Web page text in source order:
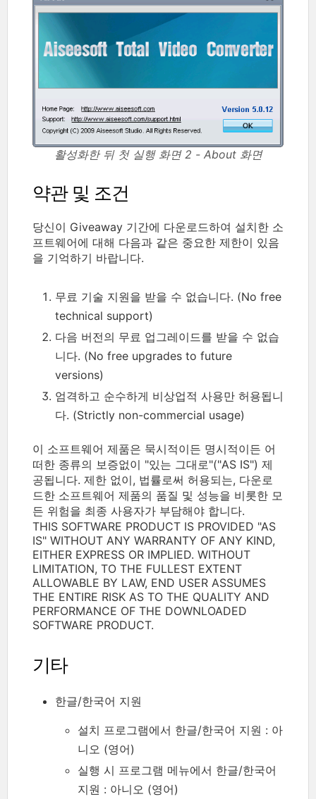
활성화한 뒤 첫 실행 화면 2 - About 화면
약관 및 조건
당신이 Giveaway 기간에 다운로드하여 설치한 소
프트웨어에 대해 다음과 같은 중요한 제한이 있음
을 기억하기 바랍니다.
무료 기술 지원을 받을 수 없습니다. (No free
technical support)
다음 버전의 무료 업그레이드를 받을 수 없습
니다. (No free upgrades to future
versions)
엄격하고 순수하게 비상업적 사용만 허용됩니
다. (Strictly non-commercial usage)
이 소프트웨어 제품은 묵시적이든 명시적이든 어
떠한 종류의 보증없이 "있는 그대로"("AS IS") 제
공됩니다. 제한 없이, 법률로써 허용되는, 다운로
드한 소프트웨어 제품의 품질 및 성능을 비롯한 모
든 위험을 최종 사용자가 부담해야 합니다.
THIS SOFTWARE PRODUCT IS PROVIDED "AS
IS" WITHOUT ANY WARRANTY OF ANY KIND,
EITHER EXPRESS OR IMPLIED. WITHOUT
LIMITATION, TO THE FULLEST EXTENT
ALLOWABLE BY LAW, END USER ASSUMES
THE ENTIRE RISK AS TO THE QUALITY AND
PERFORMANCE OF THE DOWNLOADED
SOFTWARE PRODUCT.
기타
한글/한국어 지원
설치 프로그램에서 한글/한국어 지원 : 아
니오 (영어)
실행 시 프로그램 메뉴에서 한글/한국어
지원 : 아니오 (영어)